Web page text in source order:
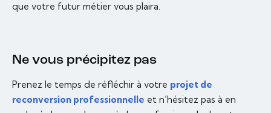
que votre futur métier vous plaira.
Ne vous précipitez pas
Prenez le temps de réfléchir à votre projet de
reconversion professionnelle et n’hésitez pas à en